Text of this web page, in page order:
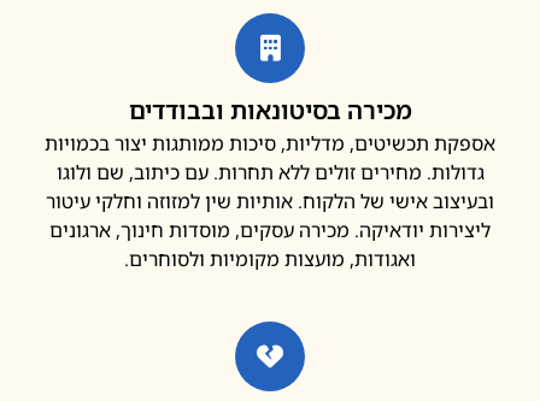
מכירה בסיטונאות ובבודדים
תכשיטים, מדליות, סיכות ממותגות יצור בכמויות
מחירים זולים ללא תחרות. עם כיתוב, שם ולוגו
אישי של הלקוח. אותיות שין למזוזה וחלקי עיטור
יודאיקה. מכירה עסקים, מוסדות חינוך, ארגונים
ואגודות, מועצות מקומיות ולסוחרים.